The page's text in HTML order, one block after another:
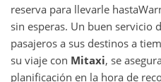
reserva para llevarle hasta
sin esperas. Un buen servicio
pasajeros a sus destinos a
su viaje con Mitaxi, se
planificación en la hora de